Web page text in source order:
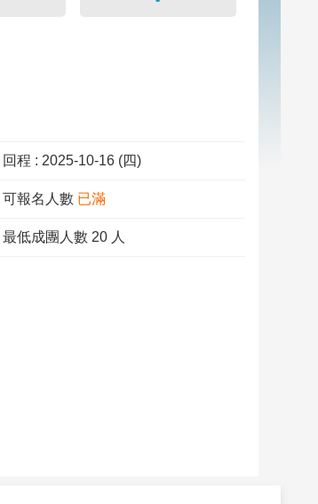
回程 : 2025-10-16 (四)
可報名人數 已滿
最低成團人數 20 人